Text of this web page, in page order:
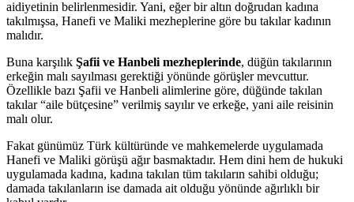
aidiyetinin belirlenmesidir. Yani, eğer bir altın doğrudan kadına
takılmışsa, Hanefi ve Maliki mezheplerine göre bu takılar kadının
malıdır.
Buna karşılık Şafii ve Hanbeli mezheplerinde, düğün takılarının
erkeğin malı sayılması gerektiği yönünde görüşler mevcuttur.
Özellikle bazı Şafii ve Hanbeli alimlerine göre, düğünde takılan
takılar “aile bütçesine” verilmiş sayılır ve erkeğe, yani aile reisinin
malı olur.
Fakat günümüz Türk kültüründe ve mahkemelerde uygulamada
Hanefi ve Maliki görüşü ağır basmaktadır. Hem dini hem de hukuki
uygulamada kadına, kadına takılan tüm takıların sahibi olduğu;
damada takılanların ise damada ait olduğu yönünde ağırlıklı bir